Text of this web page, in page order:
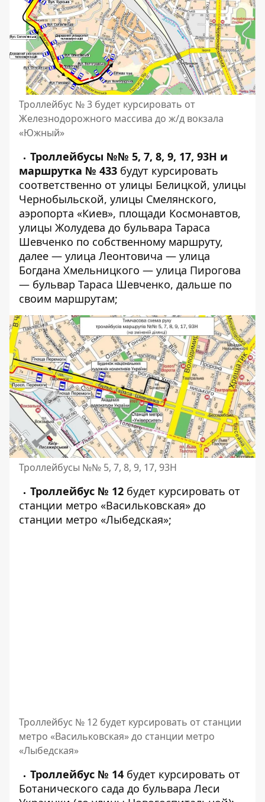
Троллейбус № 3 будет курсировать от
Железнодорожного массива до ж/д вокзала
«Южный»
Троллейбусы №№ 5, 7, 8, 9, 17, 93Н и
маршрутка № 433 будут курсировать
соответственно от улицы Белицкой, улицы
Чернобыльской, улицы Смелянского,
аэропорта «Киев», площади Космонавтов,
улицы Жолудева до бульвара Тараса
Шевченко по собственному маршруту,
далее — улица Леонтовича — улица
Богдана Хмельницкого — улица Пирогова
— бульвар Тараса Шевченко, дальше по
своим маршрутам;
Троллейбусы №№ 5, 7, 8, 9, 17, 93Н
Троллейбус № 12 будет курсировать от
станции метро «Васильковская» до
станции метро «Лыбедская»;
Троллейбус № 12 будет курсировать от станции
метро «Васильковская» до станции метро
«Лыбедская»
Троллейбус № 14 будет курсировать от
Ботанического сада до бульвара Леси